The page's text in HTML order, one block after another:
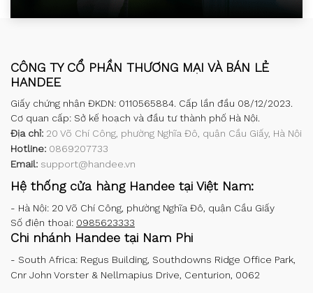
CÔNG TY CỔ PHẦN THƯƠNG MẠI VÀ BÁN LẺ
HANDEE
Giấy chứng nhận ĐKDN: 0110565884. Cấp lần đầu 08/12/2023.
Cơ quan cấp: Sở kế hoạch và đầu tư thành phố Hà Nội.
Địa chỉ: 20 Võ Chí Công, phường Nghĩa Đô, quận Cầu Giấy, Hà Nội
Hotline: 0869207733
Email: support@handee.vn
Hệ thống cửa hàng Handee tại Việt Nam:
- Hà Nội: 20 Võ Chí Công, phường Nghĩa Đô, quận Cầu Giấy
Số điện thoại: 0985623333
Chi nhánh Handee tại Nam Phi
- South Africa: Regus Building, Southdowns Ridge Office Park,
Cnr John Vorster & Nellmapius Drive, Centurion, 0062